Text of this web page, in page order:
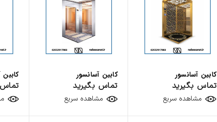
کابین آسانسور
تماس بگیرید
مشاهده سریع
کابین آسانسور
تماس بگیرید
مشاهده سریع
کابین